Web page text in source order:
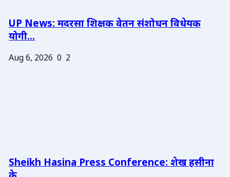
UP News: मदरसा शिक्षक वेतन संशोधन विधेयक
योगी...
Aug 6, 2026 0 2
Sheikh Hasina Press Conference: शेख हसीना